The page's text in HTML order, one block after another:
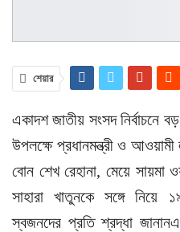
শেয়ার
একাদশ জাতীয় সংসদ নির্বাচনে
উপলক্ষে প্রধানমন্ত্রী ও আওয়ামী
বোন শেখ রেহানা, মেয়ে সায়মা
সাহারা খাতুনকে সঙ্গে
স্বজনদের প্রতি শ্রদ্ধা